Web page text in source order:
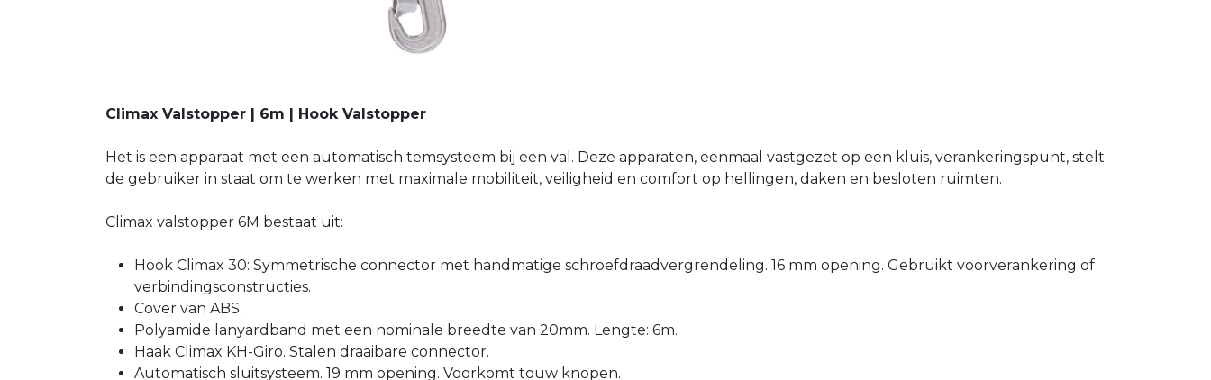
Climax Valstopper | 6m | Hook Valstopper
Het is een apparaat met een automatisch temsysteem bij een val. Deze apparaten, eenmaal vastgezet op een kluis, verankeringspunt, stelt
de gebruiker in staat om te werken met maximale mobiliteit, veiligheid en comfort op hellingen, daken en besloten ruimten.
Climax valstopper 6M bestaat uit:
Hook Climax 30: Symmetrische connector met handmatige schroefdraadvergrendeling. 16 mm opening. Gebruikt voorverankering of
verbindingsconstructies.
Cover van ABS.
Polyamide lanyardband met een nominale breedte van 20mm. Lengte: 6m.
Haak Climax KH-Giro. Stalen draaibare connector.
Automatisch sluitsysteem. 19 mm opening. Voorkomt touw knopen.